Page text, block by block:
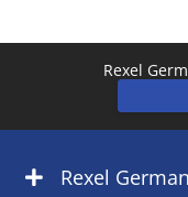
Rexel
Rexel